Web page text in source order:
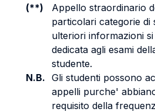
(**)
Appello straordinario
particolari categorie di
ulteriori informazioni
dedicata agli esami
studente.
N.B. Gli studenti possono
appelli purche'
requisito della